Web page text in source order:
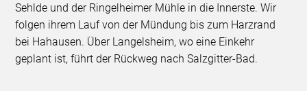
Sehlde und der Ringelheimer Mühle in die Innerste. Wir
folgen ihrem Lauf von der Mündung bis zum Harzrand
bei Hahausen. Über Langelsheim, wo eine Einkehr
geplant ist, führt der Rückweg nach Salzgitter-Bad.